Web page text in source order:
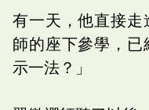
有一天，他直接走
師的座下參學，已
示一法？」